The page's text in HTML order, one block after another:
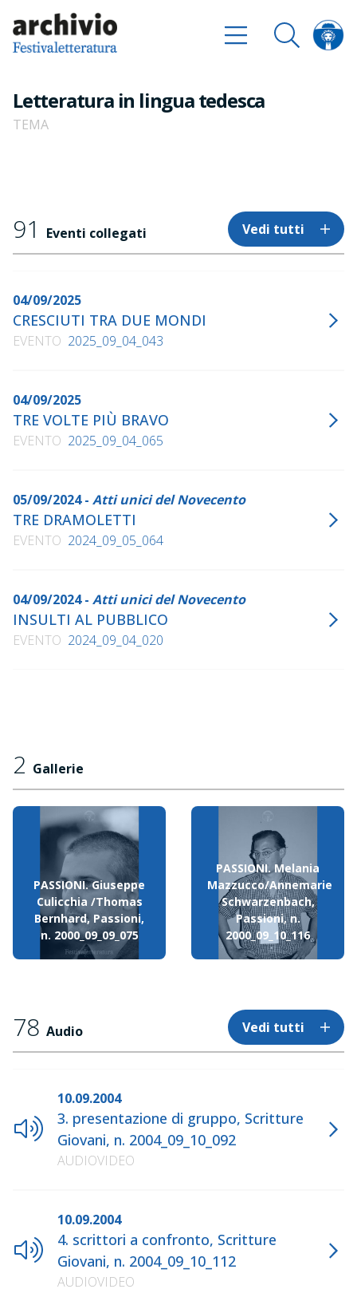
Letteratura in lingua tedesca
TEMA
91 Eventi collegati Vedi tutti
04/09/2025
CRESCIUTI TRA DUE MONDI
EVENTO 2025_09_04_043
04/09/2025
TRE VOLTE PIÙ BRAVO
EVENTO 2025_09_04_065
05/09/2024 - Atti unici del Novecento
TRE DRAMOLETTI
EVENTO 2024_09_05_064
04/09/2024 - Atti unici del Novecento
INSULTI AL PUBBLICO
EVENTO 2024_09_04_020
2 Gallerie
PASSIONI. Giuseppe
Culicchia /Thomas
Bernhard, Passioni,
n. 2000_09_09_075
PASSIONI. Melania
Mazzucco/Annemarie
Schwarzenbach,
Passioni, n.
2000_09_10_116
78 Audio Vedi tutti
10.09.2004
3. presentazione di gruppo, Scritture
Giovani, n. 2004_09_10_092
AUDIOVIDEO
10.09.2004
4. scrittori a confronto, Scritture
Giovani, n. 2004_09_10_112
AUDIOVIDEO